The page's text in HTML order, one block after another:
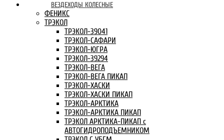
ВЕЗДЕХОДЫ КОЛЕСНЫЕ
ФЕНИКС
ТРЭКОЛ
ТРЭКОЛ-39041
ТРЭКОЛ-САФАРИ
ТРЭКОЛ-ЮГРА
ТРЭКОЛ-39294
ТРЭКОЛ-ВЕГА
ТРЭКОЛ-ВЕГА ПИКАП
ТРЭКОЛ-ХАСКИ
ТРЭКОЛ-ХАСКИ ПИКАП
ТРЭКОЛ-АРКТИКА
ТРЭКОЛ-АРКТИКА ПИКАП
ТРЭКОЛ АРКТИКА-ПИКАП с
АВТОГИДРОПОДЪЕМНИКОМ